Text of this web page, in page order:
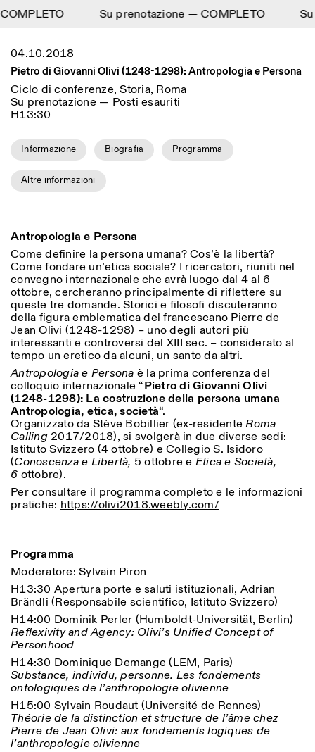
Menu
Lingua
Calendario
Ricerca
Residenze
Blog
Organizzazione
Altre Attività
NEWSLETTER
Registrati alla nostra newsletter per ricevere
informazioni sui nostri eventi
Facebook Instagram Linkedin Vimeo
Privacy Policy
Information
ISTITUTO SVIZZERO
ROMA
Villa Maraini
Via Ludovisi 48
roma@istitutosvizzero.it
Trasporto pubblico:
LUN-VEN
ORARI MOSTRE:
Atlas Studios
Mercoledì/Venerdì: 14:30-
18:30
Giovedì: 14:30-20:00
Sabato/Domenica: 11:00-
18:30
VISITE GUIDATE:
Solo su prenotazione
(italiano, inglese)
Tariffa: 10€ per persona
Per prenotazioni:
visite@istitutosvizzero.it
Ingresso non consentito
agli animali
ISTITUTO SVIZZERO
MILANO
Sede di Milano
Via Vecchio Politecnico 3
20121 Milano
+39 02 76 01 61 18
milano@istitutosvizzero.it
Filtri
Area di appartenenza
Arte
Residenze
Luogo
Antropologia
Archeologia
Architettura
Arte
Astrofisica
Book launch
Altre opzioni...
Durata (giorni)
1
> 1
04.10.2018
Pietro di Giovanni Olivi (1248-1298): Antropologia e Persona
Ciclo di conferenze, Storia, Roma
Su prenotazione — Posti esauriti
H13:30
Informazione Biografia Programma
Altre informazioni
Antropologia e Persona
Come definire la persona umana? Cos’è la libertà?
Come fondare un’etica sociale? I ricercatori, riuniti nel
convegno internazionale che avrà luogo dal 4 al 6
ottobre, cercheranno principalmente di riflettere su
queste tre domande. Storici e filosofi discuteranno
della figura emblematica del francescano Pierre de
Jean Olivi (1248-1298) – uno degli autori più
interessanti e controversi del XIII sec. – considerato al
tempo un eretico da alcuni, un santo da altri.
Antropologia e Persona è la prima conferenza del
colloquio internazionale “Pietro di Giovanni Olivi
(1248-1298): La costruzione della persona umana
Antropologia, etica, società“.
Organizzato da Stève Bobillier (ex-residenteRoma
Calling2017/2018), si svolgerà in due diverse sedi:
Istituto Svizzero (4 ottobre) e Collegio S. Isidoro
(Conoscenza e Libertà, 5 ottobre e Etica e Società,
6 ottobre).
Per consultare il programma completo e le informazioni
pratiche: https://olivi2018.weebly.com/
Programma
Moderatore: Sylvain Piron
H13:30 Apertura porte e saluti istituzionali, Adrian
Brändli (Responsabile scientifico, Istituto Svizzero)
H14:00 Dominik Perler (Humboldt-Universität, Berlin)
Reflexivity and Agency: Olivi’s Unified Concept of
Personhood
H14:30 Dominique Demange (LEM, Paris)
Substance, individu, personne. Les fondements
ontologiques de l’anthropologie olivienne
H15:00 Sylvain Roudaut (Université de Rennes)
Théorie de la distinction et structure de l’âme chez
Pierre de Jean Olivi: aux fondements logiques de
l’anthropologie olivienne
Su prenotazione — COMPLETO
DIGITAL LIBRARY